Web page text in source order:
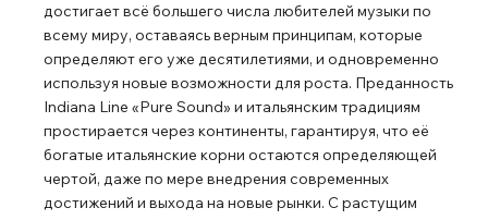
достигает всё большего числа любителей музыки по
всему миру, оставаясь верным принципам, которые
определяют его уже десятилетиями, и одновременно
используя новые возможности для роста. Преданность
Indiana Line «Pure Sound» и итальянским традициям
простирается через континенты, гарантируя, что её
богатые итальянские корни остаются определяющей
чертой, даже по мере внедрения современных
достижений и выхода на новые рынки. С растущим